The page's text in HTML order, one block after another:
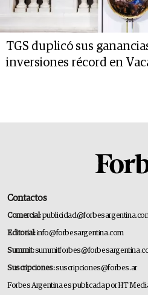
TGS duplicó sus
inversiones récord en
Contactos
Comercial:
Editorial:info@forbesargentina.com
Summit:
Suscripciones:suscripciones@forbes.ar
Forbes Argentina es publicada por HT